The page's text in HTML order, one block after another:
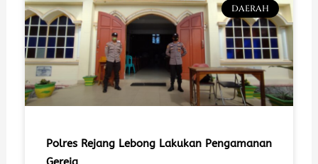
DAERAH
Polres Rejang Lebong Lakukan Pengamanan